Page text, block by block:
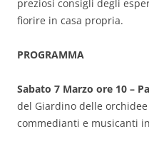
preziosi consigli degli
fiorire in casa propria.
PROGRAMMA
Sabato 7 Marzo ore 10 –
del Giardino delle
commedianti e musicanti